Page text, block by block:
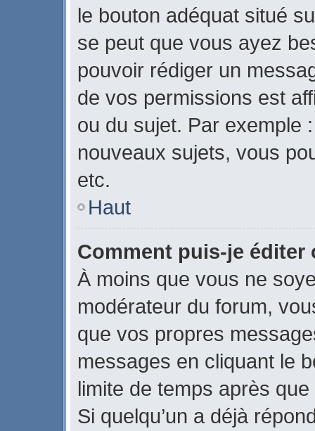
le bouton adéquat situé
se peut que vous ayez
pouvoir rédiger un
de vos permissions est
ou du sujet. Par exemple
nouveaux sujets, vous
etc.
Haut
Comment puis-je éditer
À moins que vous ne
modérateur du forum,
que vos propres
messages en cliquant le
limite de temps après
Si quelqu’un a déjà